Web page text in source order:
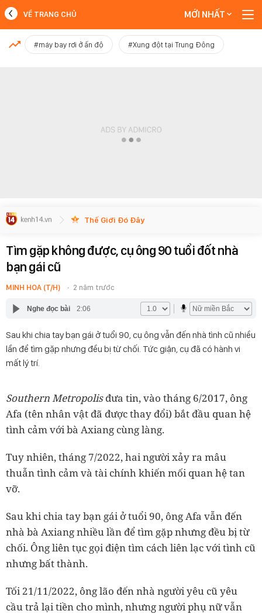
MỚI NHẤT
VỀ TRANG CHỦ MỚI NHẤT
#máy bay rơi ở ấn độ #Xung đột tại Trung Đông
Thế Giới Đó Đây
Tìm gặp không được, cụ ông 90 tuổi đốt nhà
bạn gái cũ
MINH HOA (T/H) 2 năm trước
Nghe đọc bài 2:06
Sau khi chia tay bạn gái ở tuổi 90, cụ ông vẫn đến nhà tình cũ nhiều
lần để tìm gặp nhưng đều bị từ chối. Tức giận, cụ đã có hành vi
mất lý trí.
Southern Metropolisđưa tin, vào tháng 6/2017, ông
Afa (tên nhân vật đã được thay đổi) bắt đầu quan hệ
tình cảm với bà Axiang cùng làng.
Tuy nhiên, tháng 7/2022, hai người xảy ra mâu
thuẫn tình cảm và tài chính khiến mối quan hệ tan
vỡ.
Sau khi chia tay bạn gái ở tuổi 90, ông Afa vẫn đến
nhà bà Axiang nhiều lần để tìm gặp nhưng đều bị từ
chối. Ông liên tục gọi điện tìm cách liên lạc với tình cũ
nhưng bất thành.
Tối 21/11/2022, ông lão đến nhà người yêu cũ yêu
cầu trả lại tiền cho mình, nhưng người phụ nữ vẫn